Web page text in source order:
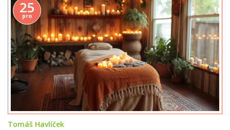
25
pro
Tomáš Havlíček